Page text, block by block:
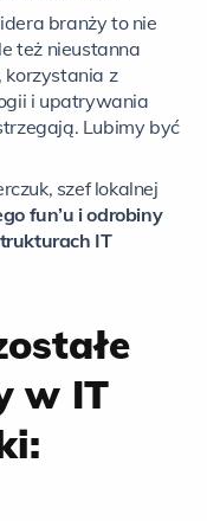
branży to nie
też nieustanna
korzystania z
i upatrywania
Lubimy być
szef lokalnej
fun’u i odrobiny
IT
w IT